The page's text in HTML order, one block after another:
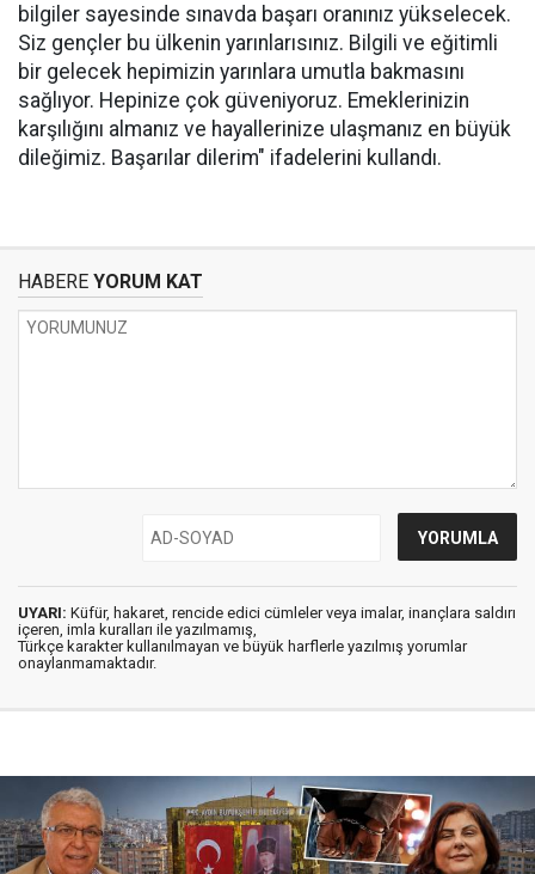
bilgiler sayesinde sınavda başarı oranınız yükselecek.
Siz gençler bu ülkenin yarınlarısınız. Bilgili ve eğitimli
bir gelecek hepimizin yarınlara umutla bakmasını
sağlıyor. Hepinize çok güveniyoruz. Emeklerinizin
karşılığını almanız ve hayallerinize ulaşmanız en büyük
dileğimiz. Başarılar dilerim" ifadelerini kullandı.
HABERE YORUM KAT
UYARI: Küfür, hakaret, rencide edici cümleler veya imalar, inançlara saldırı
içeren, imla kuralları ile yazılmamış,
Türkçe karakter kullanılmayan ve büyük harflerle yazılmış yorumlar
onaylanmamaktadır.